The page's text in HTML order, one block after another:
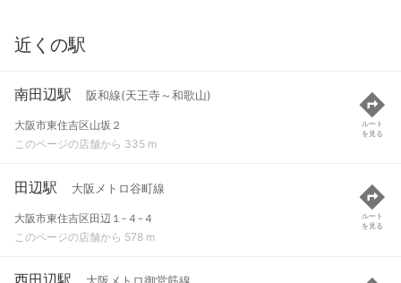
近くの駅
南田辺駅 阪和線(天王寺～和歌山)
大阪市東住吉区山坂２
このページの店舗から 335 m
ルート
を見る
田辺駅 大阪メトロ谷町線
大阪市東住吉区田辺１-４-４
このページの店舗から 578 m
ルート
を見る
西田辺駅